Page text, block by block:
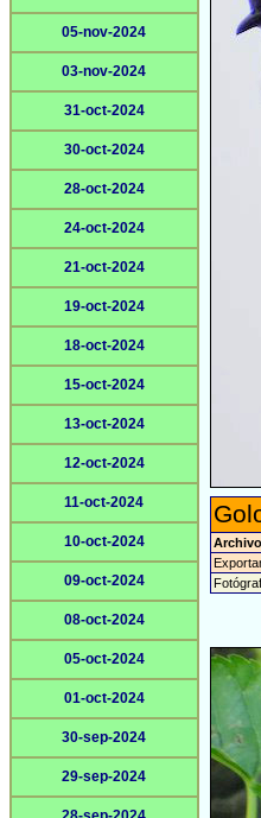
05-nov-2024
03-nov-2024
31-oct-2024
30-oct-2024
28-oct-2024
24-oct-2024
21-oct-2024
19-oct-2024
18-oct-2024
15-oct-2024
13-oct-2024
12-oct-2024
11-oct-2024
10-oct-2024
09-oct-2024
08-oct-2024
05-oct-2024
01-oct-2024
30-sep-2024
29-sep-2024